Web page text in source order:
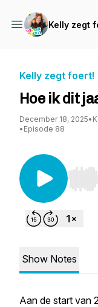
Kelly zegt
Kelly zegt foert!
Hoe ik dit
December 18, 2025•
• Episode 88
Use
Show Notes
Aan de start van